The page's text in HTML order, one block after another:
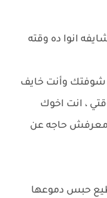
انوا ده وقته
شوفتك وأنت خايف
، انت اخوك
معرفش حاجه عن
حبس دموعها